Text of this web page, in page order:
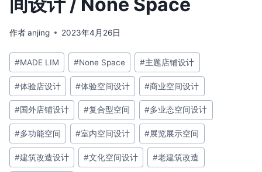
作者anjing 2023年4月26日
文
章
标
签：
#MADE LIM #None Space #主题店铺设计
#体验店设计 #体验空间设计 #商业空间设计
#国外店铺设计 #复合型空间 #多业态空间设计
#多功能空间 #室内空间设计 #展览展示空间
#建筑改造设计 #文化空间设计 #老建筑改造